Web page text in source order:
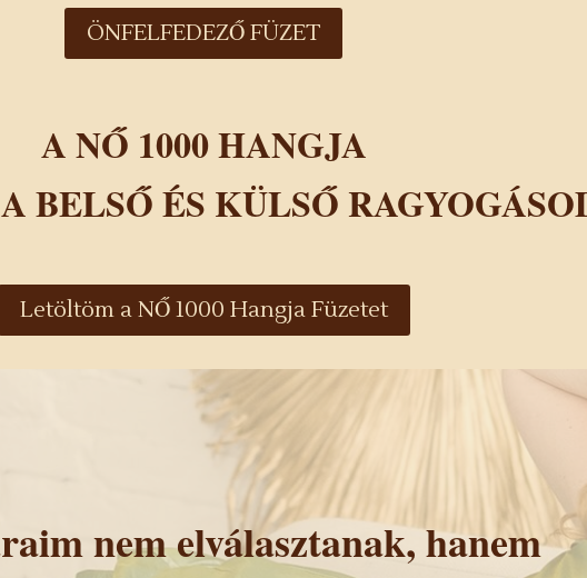
ÖNFELFEDEZŐ FÜZET
A NŐ 1000 HANGJA
BELSŐ ÉS KÜLSŐ
Letöltöm a NŐ 1000 Hangja Füzetet
nem elválasztanak, hanem